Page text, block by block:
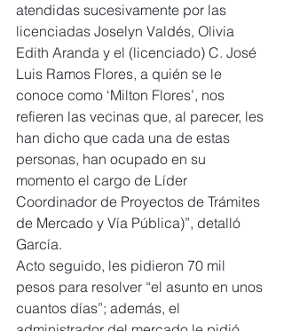
atendidas sucesivamente por las
licenciadas Joselyn Valdés, Olivia
Edith Aranda y el (licenciado) C. José
Luis Ramos Flores, a quién se le
conoce como ‘Milton Flores’, nos
refieren las vecinas que, al parecer, les
han dicho que cada una de estas
personas, han ocupado en su
momento el cargo de Líder
Coordinador de Proyectos de Trámites
de Mercado y Vía Pública)”, detalló
García.
Acto seguido, les pidieron 70 mil
pesos para resolver “el asunto en unos
cuantos días”; además, el